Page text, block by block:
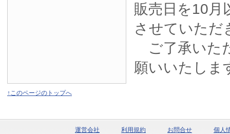
販売日を10月
させていただ
ご了承いた
願いいたしま
↑このページのトップへ
運営会社 利用規約 お問合せ 個人